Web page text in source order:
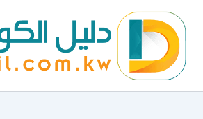
المحتوى